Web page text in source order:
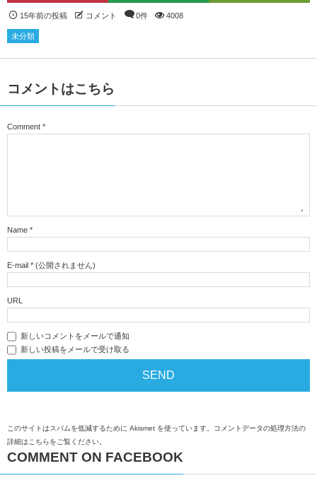
15年前の投稿 コメント 0件 4008
未分類
コメントはこちら
Comment *
Name *
E-mail * (公開されません)
URL
新しいコメントをメールで通知
新しい投稿をメールで受け取る
このサイトはスパムを低減するために Akismet を使っています。 コメントデータの処理方法の
詳細はこちらをご覧ください
COMMENT ON FACEBOOK